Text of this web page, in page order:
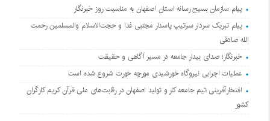
پیام سازمان بسیج رسانه استان اصفهان به مناسبت روز خبرنگار
پیام تبریک سردار سرتیپ پاسدار مجتبی فدا و حجت‌الاسلام والمسلمین رحمت
الله صادقی
خبرنگار؛ صدای بیدار جامعه در مسیر آگاهی و حقیقت
عملیات اجرایی نیروگاه خورشیدی مورچه خورت شروع شده است
افتخارآفرینی تیم جامعه کار و تولید اصفهان در رقابت‌های ملی قرآن کریم کارگران
کشور